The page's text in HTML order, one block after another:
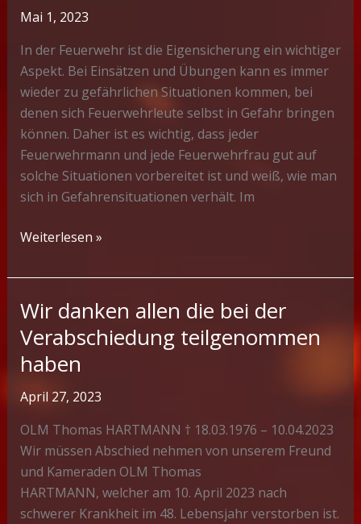
Mai 1, 2023
In der Feuerwehr ist die Eigensicherung ein wichtiger
Aspekt. Bei Einsätzen und Übungen kann es immer
wieder zu gefährlichen Situationen kommen, bei
denen sich Feuerwehrleute selbst in Gefahr bringen
können. Daher ist es wichtig, dass jeder
Feuerwehrmann und jede Feuerwehrfrau gut auf
solche Situationen vorbereitet ist und weiß, wie man
sich in Gefahrensituationen verhält. Im
Verwendung
mit
Rettungsleine
Weiterlesen »
Wir danken allen die bei der
Verabschiedung teilgenommen
haben
April 27, 2023
OLM Thomas HARTMANN † 18.03.1976 – 10.04.2023
Wir müssen Abschied nehmen von unserem Freund
und Kameraden OLM Thomas
HARTMANN, welcher am 10. April 2023 nach
schwerer Krankheit im 48. Lebensjahr verstorben ist.